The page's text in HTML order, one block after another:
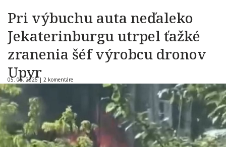
Pri výbuchu auta neďaleko
Jekaterinburgu utrpel ťažké
zranenia šéf výrobcu dronov
Upyr
05. 08. 2026 | 2 komentáre